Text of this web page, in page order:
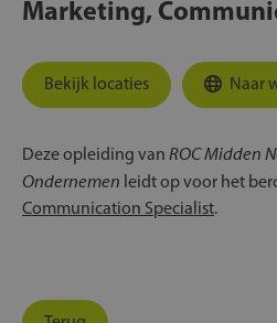
Marketing,
Bekijk locaties Naar
Deze opleiding van ROC Midden
Ondernemen leidt op voor het
Communication Specialist.